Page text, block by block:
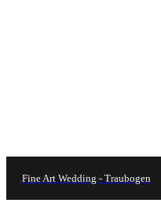
Fine Art Wedding - Traubogen